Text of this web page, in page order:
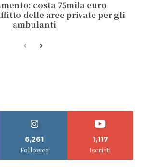
costa 75mila euro
delle aree private per gli
ambulanti
6,261
Follower
1,117
Iscritti